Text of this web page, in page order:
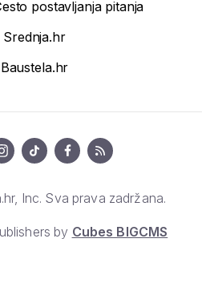
postavljanja pitanja
Srednja.hr
Baustela.hr
Inc. Sva prava zadržana.
by Cubes BIGCMS